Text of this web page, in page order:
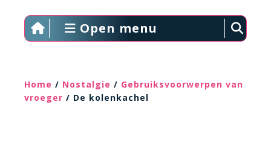
Open menu
Home / Nostalgie / Gebruiksvoorwerpen van
vroeger / De kolenkachel